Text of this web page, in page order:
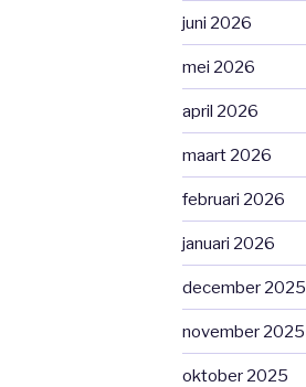
juni 2026
mei 2026
april 2026
maart 2026
februari 2026
januari 2026
december 2025
november 2025
oktober 2025